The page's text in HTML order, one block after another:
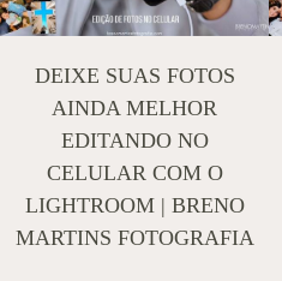
DEIXE SUAS FOTOS
AINDA MELHOR
EDITANDO NO
CELULAR COM O
LIGHTROOM | BRENO
MARTINS FOTOGRAFIA